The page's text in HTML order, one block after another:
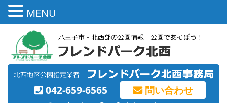
042-659-6565 問い合わせ
MENU